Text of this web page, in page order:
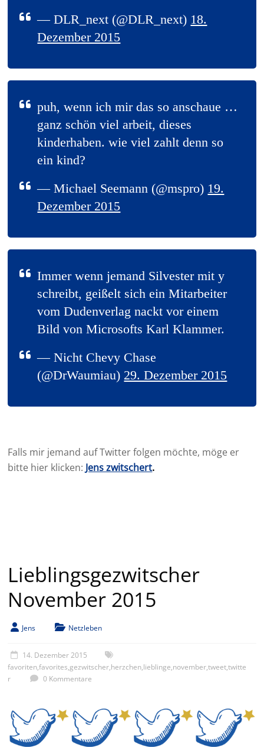
— DLR_next (@DLR_next) 18.
Dezember 2015
puh, wenn ich mir das so anschaue …
ganz schön viel arbeit, dieses
kinderhaben. wie viel zahlt denn so
ein kind?
— Michael Seemann (@mspro) 19.
Dezember 2015
Immer wenn jemand Silvester mit y
schreibt, geißelt sich ein Mitarbeiter
vom Dudenverlag nackt vor einem
Bild von Microsofts Karl Klammer.
— Nicht Chevy Chase
(@DrWaumiau) 29. Dezember 2015
Falls mir jemand auf Twitter folgen möchte, möge er
bitte hier klicken: Jens zwitschert.
Lieblingsgezwitscher
November 2015
Jens Netzleben
14. Dezember 2015
favoriten,favorites,gezwitscher,herzchen,lieblinge,november,tweet,twitte
r
0 Kommentare